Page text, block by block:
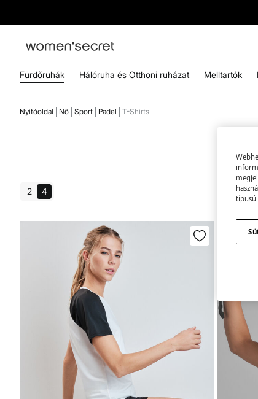
Fürdőruhák Hálóruha és Otthoni ruházat Melltartók
Nyitóoldal Nő Sport Padel T-Shirts
2 4
típusú